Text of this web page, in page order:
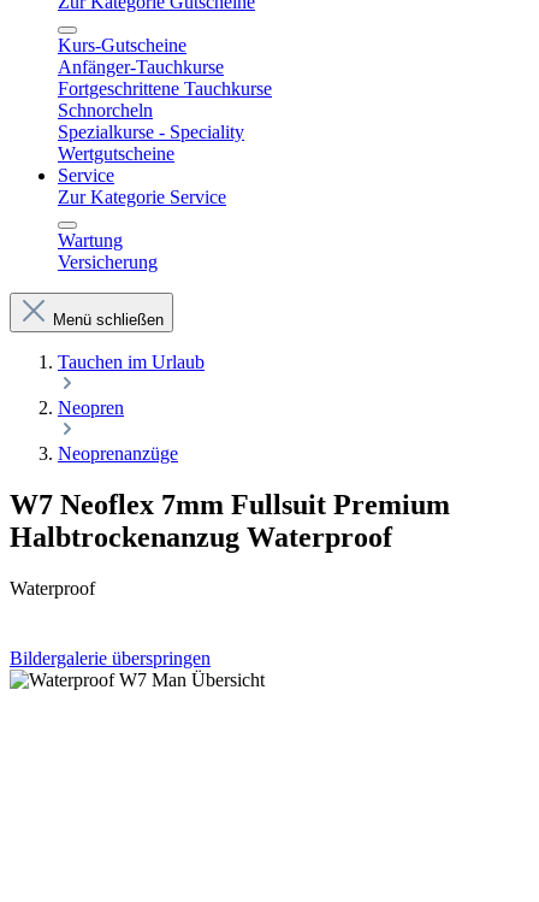
Kurs-Gutscheine
Anfänger-Tauchkurse
Fortgeschrittene Tauchkurse
Schnorcheln
Spezialkurse - Speciality
Wertgutscheine
Service
Zur Kategorie Service
Wartung
Versicherung
Menü schließen
Tauchen im Urlaub
Neopren
Neoprenanzüge
W7 Neoflex 7mm Fullsuit Premium
Halbtrockenanzug Waterproof
Waterproof
Bildergalerie überspringen